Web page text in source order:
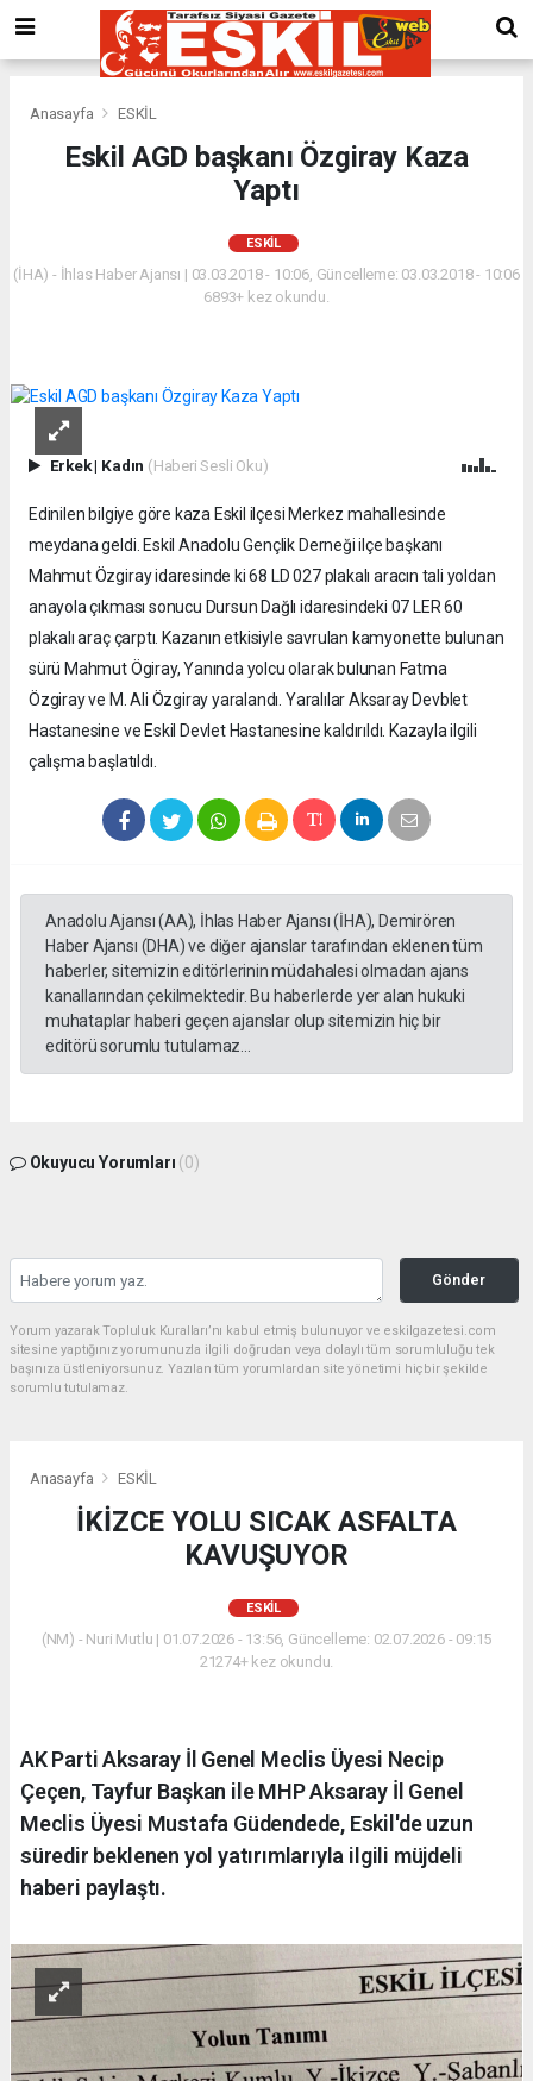
Anasayfa ESKİL
Eskil AGD başkanı Özgiray Kaza
Yaptı
ESKİL
(İHA) - İhlas Haber Ajansı | 03.03.2018 - 10:06, Güncelleme: 03.03.2018 - 10:06
6893+ kez okundu.
Erkek| Kadın (Haberi Sesli Oku)
Edinilen bilgiye göre kaza Eskil ilçesi Merkez mahallesinde
meydana geldi. Eskil Anadolu Gençlik Derneği ilçe başkanı
Mahmut Özgiray idaresinde ki 68 LD 027 plakalı aracın tali yoldan
anayola çıkması sonucu Dursun Dağlı idaresindeki 07 LER 60
plakalı araç çarptı. Kazanın etkisiyle savrulan kamyonette bulunan
sürü Mahmut Ögiray, Yanında yolcu olarak bulunan Fatma
Özgiray ve M. Ali Özgiray yaralandı. Yaralılar Aksaray Devblet
Hastanesine ve Eskil Devlet Hastanesine kaldırıldı. Kazayla ilgili
çalışma başlatıldı.
Anadolu Ajansı (AA), İhlas Haber Ajansı (İHA), Demirören
Haber Ajansı (DHA) ve diğer ajanslar tarafından eklenen tüm
haberler, sitemizin editörlerinin müdahalesi olmadan ajans
kanallarından çekilmektedir. Bu haberlerde yer alan hukuki
muhataplar haberi geçen ajanslar olup sitemizin hiç bir
editörü sorumlu tutulamaz...
Okuyucu Yorumları (0)
Gönder
Yorum yazarak Topluluk Kuralları’nı kabul etmiş bulunuyor ve eskilgazetesi.com
sitesine yaptığınız yorumunuzla ilgili doğrudan veya dolaylı tüm sorumluluğu tek
başınıza üstleniyorsunuz. Yazılan tüm yorumlardan site yönetimi hiçbir şekilde
sorumlu tutulamaz.
Anasayfa ESKİL
İKİZCE YOLU SICAK ASFALTA
KAVUŞUYOR
ESKİL
(NM) - Nuri Mutlu | 01.07.2026 - 13:56, Güncelleme: 02.07.2026 - 09:15
21274+ kez okundu.
AK Parti Aksaray İl Genel Meclis Üyesi Necip
Çeçen, Tayfur Başkan ile MHP Aksaray İl Genel
Meclis Üyesi Mustafa Güdendede, Eskil'de uzun
süredir beklenen yol yatırımlarıyla ilgili müjdeli
haberi paylaştı.